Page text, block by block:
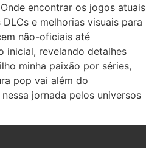
encontrar os jogos atuais
e melhorias visuais para
não-oficiais até
inicial, revelando detalhes
minha paixão por séries,
pop vai além do
jornada pelos universos